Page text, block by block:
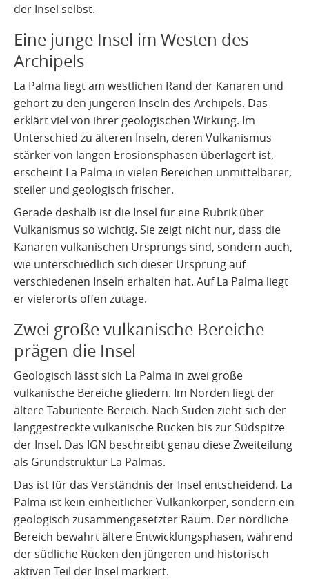
der Insel selbst.
Eine junge Insel im Westen des
Archipels
La Palma liegt am westlichen Rand der Kanaren und
gehört zu den jüngeren Inseln des Archipels. Das
erklärt viel von ihrer geologischen Wirkung. Im
Unterschied zu älteren Inseln, deren Vulkanismus
stärker von langen Erosionsphasen überlagert ist,
erscheint La Palma in vielen Bereichen unmittelbarer,
steiler und geologisch frischer.
Gerade deshalb ist die Insel für eine Rubrik über
Vulkanismus so wichtig. Sie zeigt nicht nur, dass die
Kanaren vulkanischen Ursprungs sind, sondern auch,
wie unterschiedlich sich dieser Ursprung auf
verschiedenen Inseln erhalten hat. Auf La Palma liegt
er vielerorts offen zutage.
Zwei große vulkanische Bereiche
prägen die Insel
Geologisch lässt sich La Palma in zwei große
vulkanische Bereiche gliedern. Im Norden liegt der
ältere Taburiente-Bereich. Nach Süden zieht sich der
langgestreckte vulkanische Rücken bis zur Südspitze
der Insel. Das IGN beschreibt genau diese Zweiteilung
als Grundstruktur La Palmas.
Das ist für das Verständnis der Insel entscheidend. La
Palma ist kein einheitlicher Vulkankörper, sondern ein
geologisch zusammengesetzter Raum. Der nördliche
Bereich bewahrt ältere Entwicklungsphasen, während
der südliche Rücken den jüngeren und historisch
aktiven Teil der Insel markiert.